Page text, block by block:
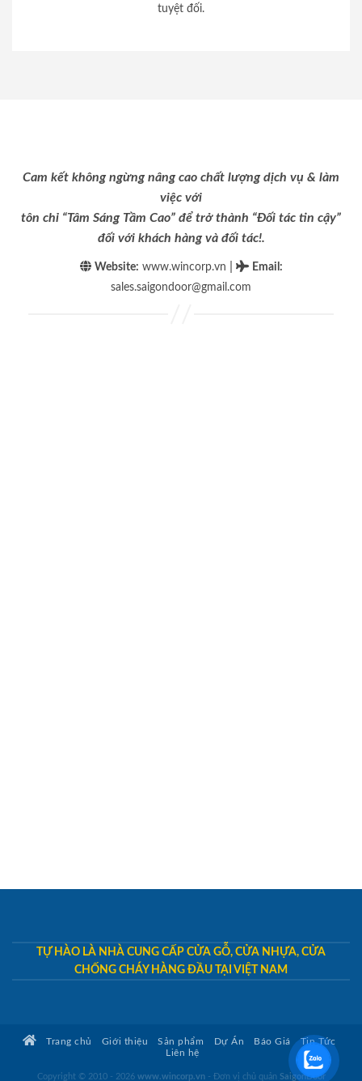
tuyệt đối.
Cam kết không ngừng nâng cao chất lượng dịch vụ & làm
việc với
tôn chỉ “Tâm Sáng Tầm Cao” để trở thành “Đối tác tin cậy”
đối với khách hàng và đối tác!.
Website: www.wincorp.vn Email :
sales.saigondoor@gmail.com
TỰ HÀO LÀ NHÀ CUNG CẤP CỬA GỖ, CỬA NHỰA, CỬA
CHỐNG CHÁY HÀNG ĐẦU TẠI VIỆT NAM
Trang chủ Giới thiệu Sản phẩm Dự Án Báo Giá
Tin Tức
Liên hệ
Copyright © 2010 - 2026 www.wincorp.vn- Đơn vị chủ quản SaigonDoor